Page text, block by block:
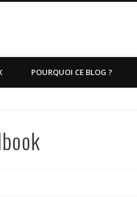
POURQUOI CE BLOG ?